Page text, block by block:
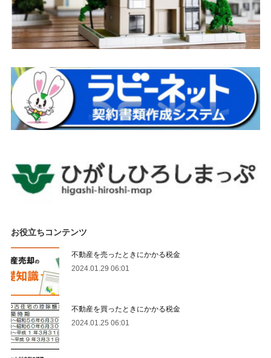
お役立ちコンテンツ
不動産を売ったときにかかる税金
2024.01.29 06:01
不動産を買ったときにかかる税金
2024.01.25 06:01